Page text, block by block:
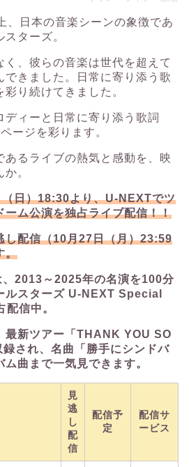
、日本の音楽シーンの象徴であ
ターズ。
く、彼らの音楽は世代を超えて
できました。日常に寄り添う歌
り続けてきました。
ディーと日常に寄り添う歌詞
ージを彩ります。
あるライブの熱気と感動を、映
。
日）18:30より、U-NEXTでツ
ーム公演を独占ライブ配信！！
し配信（10月27日（月）23:59
。
2013～2025年の名演を100分
ルスターズ U-NEXT Special
信中。
最新ツアー「THANK YOU SO
され、名曲「勝手にシンドバ
曲まで一気見できます。
見
逃
し
配
信
配信予
定
配信サ
ービス